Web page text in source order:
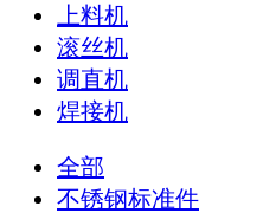
上料机
滚丝机
调直机
焊接机
全部
不锈钢标准件